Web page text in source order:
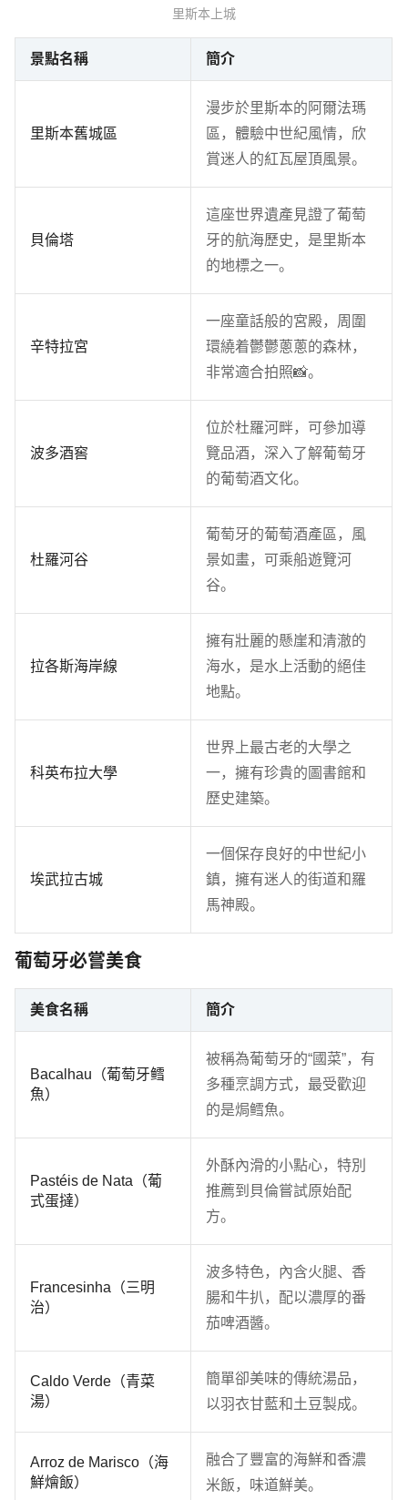
里斯本上城
景點名稱 簡介
里斯本舊城區
漫步於里斯本的阿爾法瑪
區，體驗中世紀風情，欣
賞迷人的紅瓦屋頂風景。
貝倫塔
這座世界遺產見證了葡萄
牙的航海歷史，是里斯本
的地標之一。
辛特拉宮
一座童話般的宮殿，周圍
環繞着鬱鬱蔥蔥的森林，
非常適合拍照📸。
波多酒窖
位於杜羅河畔，可參加導
覽品酒，深入了解葡萄牙
的葡萄酒文化。
杜羅河谷
葡萄牙的葡萄酒產區，風
景如畫，可乘船遊覽河
谷。
拉各斯海岸線
擁有壯麗的懸崖和清澈的
海水，是水上活動的絕佳
地點。
科英布拉大學
世界上最古老的大學之
一，擁有珍貴的圖書館和
歷史建築。
埃武拉古城
一個保存良好的中世紀小
鎮，擁有迷人的街道和羅
馬神殿。
葡萄牙必嘗美食
美食名稱 簡介
Bacalhau（葡萄牙鳕
魚）
被稱為葡萄牙的“國菜”，有
多種烹調方式，最受歡迎
的是焗鳕魚。
Pastéis de Nata（葡
式蛋撻）
外酥內滑的小點心，特別
推薦到貝倫嘗試原始配
方。
Francesinha（三明
治）
波多特色，內含火腿、香
腸和牛扒，配以濃厚的番
茄啤酒醬。
Caldo Verde（青菜
湯）
簡單卻美味的傳統湯品，
以羽衣甘藍和土豆製成。
Arroz de Marisco（海
鮮燴飯）
融合了豐富的海鮮和香濃
米飯，味道鮮美。